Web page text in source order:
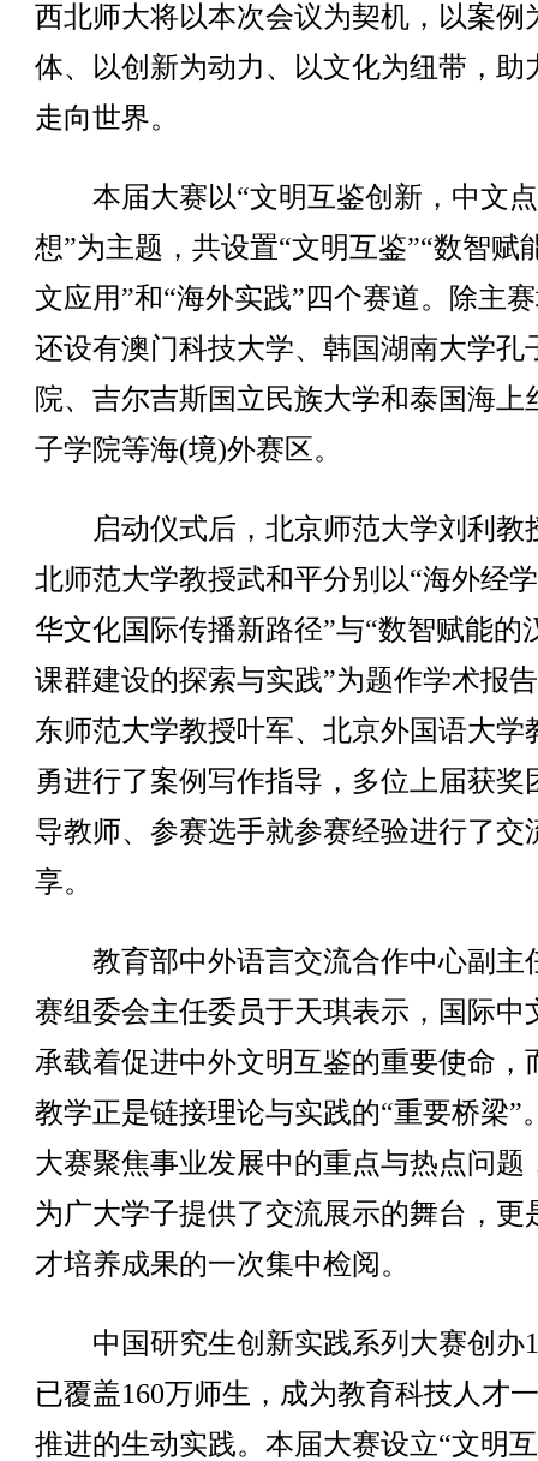
西北师大将以本次会议为契机，以案例
体、以创新为动力、以文化为纽带，助
走向世界。
本届大赛以“文明互鉴创新，中文
想”为主题，共设置“文明互鉴”“数智赋
文应用”和“海外实践”四个赛道。除主
还设有澳门科技大学、韩国湖南大学孔
院、吉尔吉斯国立民族大学和泰国海上
子学院等海(境)外赛区。
启动仪式后，北京师范大学刘利教
北师范大学教授武和平分别以“海外经
华文化国际传播新路径”与“数智赋能的
课群建设的探索与实践”为题作学术报
东师范大学教授叶军、北京外国语大学
勇进行了案例写作指导，多位上届获奖
导教师、参赛选手就参赛经验进行了交
享。
教育部中外语言交流合作中心副主
赛组委会主任委员于天琪表示，国际中
承载着促进中外文明互鉴的重要使命，
教学正是链接理论与实践的“重要桥梁”
大赛聚焦事业发展中的重点与热点问题
为广大学子提供了交流展示的舞台，更
才培养成果的一次集中检阅。
中国研究生创新实践系列大赛创办
已覆盖160万师生，成为教育科技人才
推进的生动实践。本届大赛设立“文明